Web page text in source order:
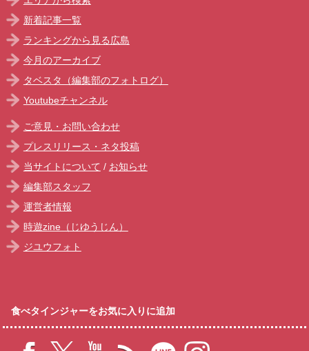
新着記事一覧
ランキングから見る広島
今月のアーカイブ
タベスタ（編集部のフォトログ）
Youtubeチャンネル
ご意見・お問い合わせ
プレスリリース・ネタ投稿
当サイトについて / お知らせ
編集部スタッフ
運営者情報
時遊zine（じゆうじん）
ジユウフォト
食べタインジャーをお気に入りに追加